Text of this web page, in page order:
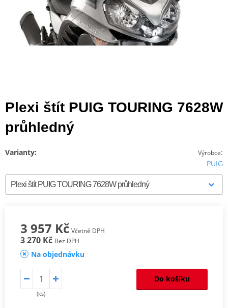
Plexi štít PUIG TOURING 7628W
průhledný
Výrobce:
PUIG
Varianty:
3 957 Kč Včetně DPH
3 270 Kč Bez DPH
Na objednávku
(ks)
Do košíku